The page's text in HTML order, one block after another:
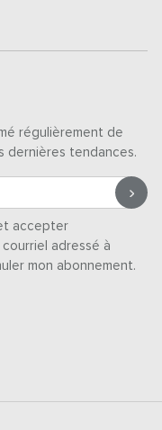
régulièrement de
dernières tendances.
accepter
courriel adressé à
mon abonnement.